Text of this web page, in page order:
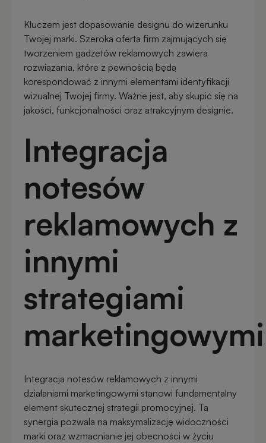
Kluczem jest dopasowanie designu do wizerunku
Twojej marki. Szeroka oferta firm zajmujących się
tworzeniem gadżetów reklamowych zawiera
rozwiązania, które z pewnością będą
korespondować z innymi elementami identyfikacji
wizualnej Twojej firmy. Ważne jest, aby skupić się na
jakości, funkcjonalności oraz atrakcyjnym designie.
Integracja
notesów
reklamowych z
innymi
strategiami
Integracja notesów reklamowych z innymi
działaniami marketingowymi stanowi fundamentalny
element skutecznej strategii promocyjnej. Ta
synergia pozwala na maksymalizację widoczności
marki oraz wzmacnianie jej obecności w życiu